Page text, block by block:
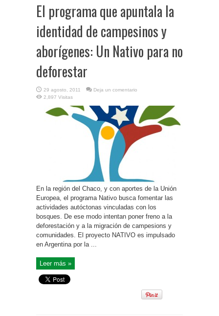
El programa que apuntala la
identidad de campesinos y
aborígenes: Un Nativo para no
deforestar
29 agosto, 2011
Deja un comentario
2,897 Visitas
En la región del Chaco, y con aportes de la Unión
Europea, el programa Nativo busca fomentar las
actividades autóctonas vinculadas con los
bosques. De ese modo intentan poner freno a la
deforestación y a la migración de campesions y
comunidades. El proyecto NATIVO es impulsado
en Argentina por la ...
Leer más »